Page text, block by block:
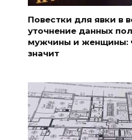
Повестки для явки в
уточнение данных
мужчины и женщины:
значит